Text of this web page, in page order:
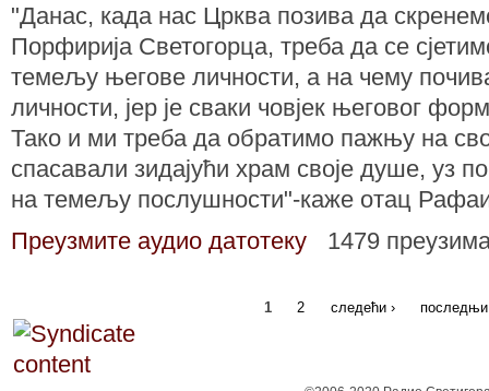
"Данас, када нас Црква позива да
Порфирија Светогорца, треба да се
темељу његове личности, а на чему
личности, јер је сваки човјек његовог
Тако и ми треба да обратимо пажњу на
спасавали зидајући храм своје душе, уз
на темељу послушности"-каже отац
Преузмите аудио датотеку
1479
1 2 следећи ›